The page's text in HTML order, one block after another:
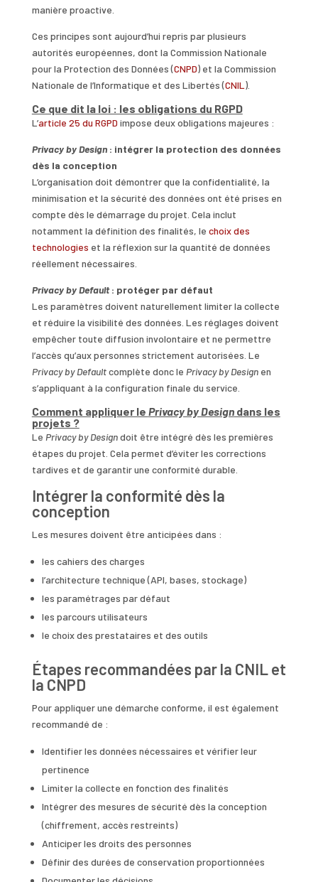
manière proactive.
Ces principes sont aujourd’hui repris par plusieurs
autorités européennes, dont la Commission Nationale
pour la Protection des Données (CNPD) et la Commission
Nationale de l’Informatique et des Libertés (CNIL).
Ce que dit la loi : les obligations du RGPD
L’article 25 du RGPD impose deux obligations majeures :
Privacy by Design: intégrer la protection des données
dès la conception
L’organisation doit démontrer que la confidentialité, la
minimisation et la sécurité des données ont été prises en
compte dès le démarrage du projet. Cela inclut
notamment la définition des finalités, le choix des
technologies et la réflexion sur la quantité de données
réellement nécessaires.
Privacy by Default: protéger par défaut
Les paramètres doivent naturellement limiter la collecte
et réduire la visibilité des données. Les réglages doivent
empêcher toute diffusion involontaire et ne permettre
l’accès qu’aux personnes strictement autorisées. Le
Privacy by Defaultcomplète donc le Privacy by Designen
s’appliquant à la configuration finale du service.
Comment appliquer le Privacy by Designdans les
projets ?
Le Privacy by Designdoit être intégré dès les premières
étapes du projet. Cela permet d’éviter les corrections
tardives et de garantir une conformité durable.
Intégrer la conformité dès la
conception
Les mesures doivent être anticipées dans :
les cahiers des charges
l’architecture technique (API, bases, stockage)
les paramétrages par défaut
les parcours utilisateurs
le choix des prestataires et des outils
Étapes recommandées par la CNIL et
la CNPD
Pour appliquer une démarche conforme, il est également
recommandé de :
Identifier les données nécessaires et vérifier leur
pertinence
Limiter la collecte en fonction des finalités
Intégrer des mesures de sécurité dès la conception
(chiffrement, accès restreints)
Anticiper les droits des personnes
Définir des durées de conservation proportionnées